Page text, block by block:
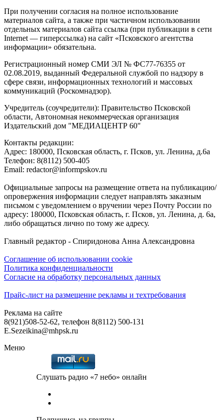
При получении согласия на полное использование
материалов сайта, а также при частичном использовании
отдельных материалов сайта ссылка (при публикации в сети
Internet — гиперссылка) на сайт «Псковского агентства
информации» обязательна.
Регистрационный номер СМИ ЭЛ № ФС77-76355 от
02.08.2019, выданный Федеральной службой по надзору в
сфере связи, информационных технологий и массовых
коммуникаций (Роскомнадзор).
Учредитель (соучредители): Правительство Псковской
области, Автономная некоммерческая организация
Издательский дом "МЕДИАЦЕНТР 60"
Контакты редакции:
Адреc: 180000, Псковская область, г. Псков, ул. Ленина, д.6а
Телефон: 8(8112) 500-405
Email: redactor@informpskov.ru
Официальные запросы на размещение ответа на публикацию/
опровержения информации следует направлять заказным
письмом с уведомлением о вручении через Почту России по
адресу: 180000, Псковская область, г. Псков, ул. Ленина, д. 6а,
либо обращаться лично по тому же адресу.
Главный редактор - Спиридонова Анна Александровна
Соглашение об использовании cookie
Политика конфиденциальности
Согласие на обработку персональных данных
Прайс-лист на размещение рекламы и техтребования
Реклама на сайте
8(921)508-52-62, телефон 8(8112) 500-131
E.Sezeikina@mhpsk.ru
Меню
Слушать радио «7 небо» онлайн